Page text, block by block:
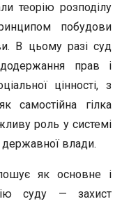
теорію розподілу
побудови
В цьому разі суд
прав і
цінності, з
гілка
роль у системі
державної влади.
як основне і
суду — захист